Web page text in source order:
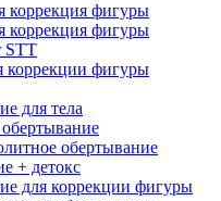
коррекция фигуры
коррекция фигуры
STT
коррекции фигуры
для тела
обертывание
+ детокс
для коррекции фигуры